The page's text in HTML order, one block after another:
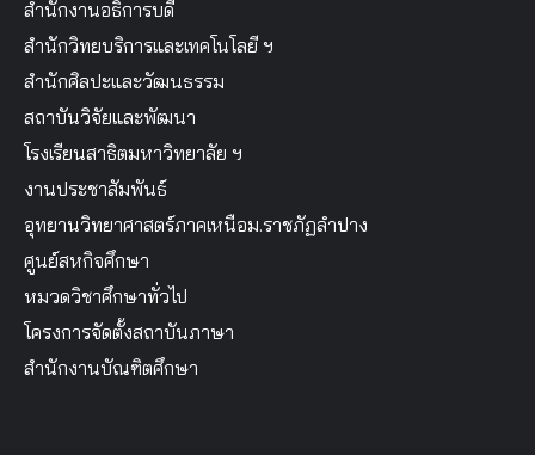
สำนักงานอธิการบดี
สำนักวิทยบริการและเทคโนโลยี ฯ
สำนักศิลปะและวัฒนธรรม
สถาบันวิจัยและพัฒนา
โรงเรียนสาธิตมหาวิทยาลัย ฯ
งานประชาสัมพันธ์
อุทยานวิทยาศาสตร์ภาคเหนือม.ราชภัฏลำปาง
ศูนย์สหกิจศึกษา
หมวดวิชาศึกษาทั่วไป
โครงการจัดตั้งสถาบันภาษา
สำนักงานบัณฑิตศึกษา